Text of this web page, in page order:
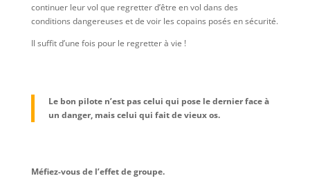
continuer leur vol que regretter d’être en vol dans des
conditions dangereuses et de voir les copains posés en sécurité.
Il suffit d’une fois pour le regretter à vie !
Le bon pilote n’est pas celui qui pose le dernier face à
un danger, mais celui qui fait de vieux os.
Méfiez-vous de l’effet de groupe.